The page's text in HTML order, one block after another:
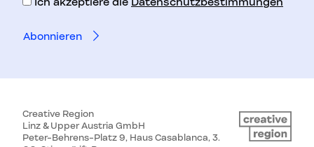
Creative Region
Linz & Upper Austria GmbH
Peter-Behrens-Platz 9, Haus Casablanca, 3.